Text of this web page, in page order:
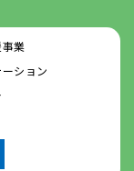
業
ション